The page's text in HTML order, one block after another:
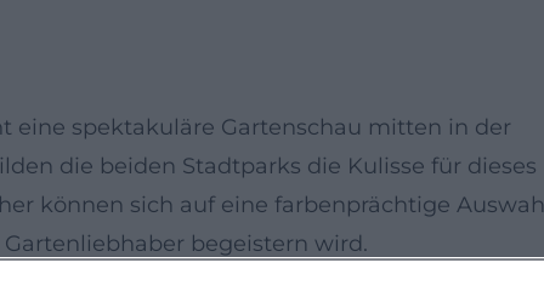
eine spektakuläre Gartenschau mitten in der
die beiden Stadtparks die Kulisse für dieses
können sich auf eine farbenprächtige
begeistern wird.